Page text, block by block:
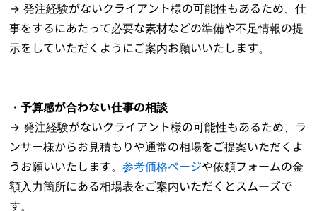
→ 発注経験がないクライアント様の可能性もあるため、仕
事をするにあたって必要な素材などの準備や不足情報の提
示をしていただくようにご案内お願いいたします。
・予算感が合わない仕事の相談
→ 発注経験がないクライアント様の可能性もあるため、ラ
ンサー様からお見積もりや通常の相場をご提案いただくよ
うお願いいたします。参考価格ページや依頼フォームの金
額入力箇所にある相場表をご案内いただくとスムーズで
す。